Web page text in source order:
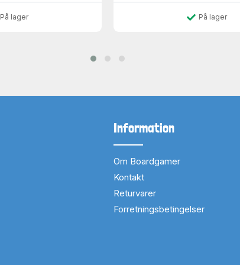
På lager På lager
Information
Om Boardgamer
Kontakt
Returvarer
Forretningsbetingelser